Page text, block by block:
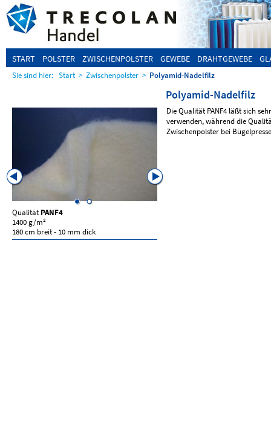
START POLSTER ZWISCHENPOLSTER GEWEBE DRAHTGEWEBE
Sie sind hier: Start > Zwischenpolster > Polyamid-Nadelfilz
Polyamid-Nadelfilz
Die Qualität PANF4 läßt sich
verwenden, während die
Zwischenpolster bei
Qualität PANF4
1400 g/m²
180 cm breit - 10 mm dick